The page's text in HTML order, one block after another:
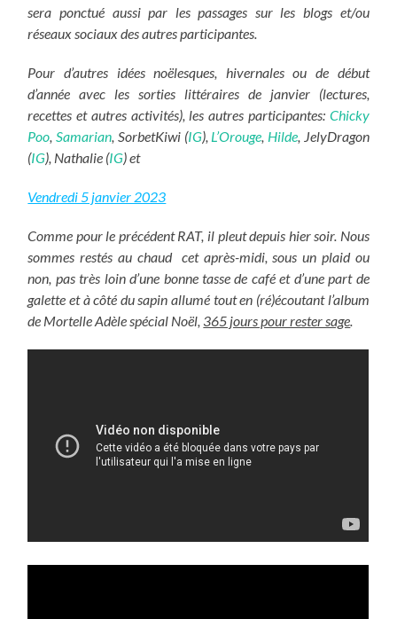
sera ponctué aussi par les passages sur les blogs et/ou
réseaux sociaux des autres participantes.
Pour d’autres idées noëlesques, hivernales ou de début
d’année avec les sorties littéraires de janvier (lectures,
recettes et autres activités), les autres participantes: Chicky
Poo Samarian , SorbetKiwi (IG), L’Orouge Hilde, JelyDragon
(IG), Nathalie (IG) et
Vendredi 5 janvier 2023
Comme pour le précédent RAT, il pleut depuis hier soir. Nous
sommes restés au chaud cet après-midi, sous un plaid ou
non, pas très loin d’une bonne tasse de café et d’une part de
galette et à côté du sapin allumé tout en (ré)écoutant l’album
de Mortelle Adèle spécial Noël, 365 jours pour rester sage